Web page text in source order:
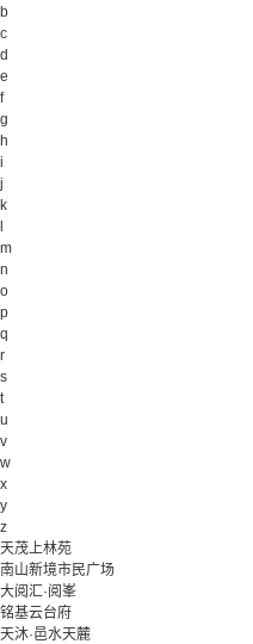
b
c
d
e
f
g
h
i
j
k
m
n
o
p
q
r
s
t
u
v
w
x
y
z
天茂上林苑
南山新境市民广场
大阅汇·阅峯
铭基云台府
天沐·邑水天麓